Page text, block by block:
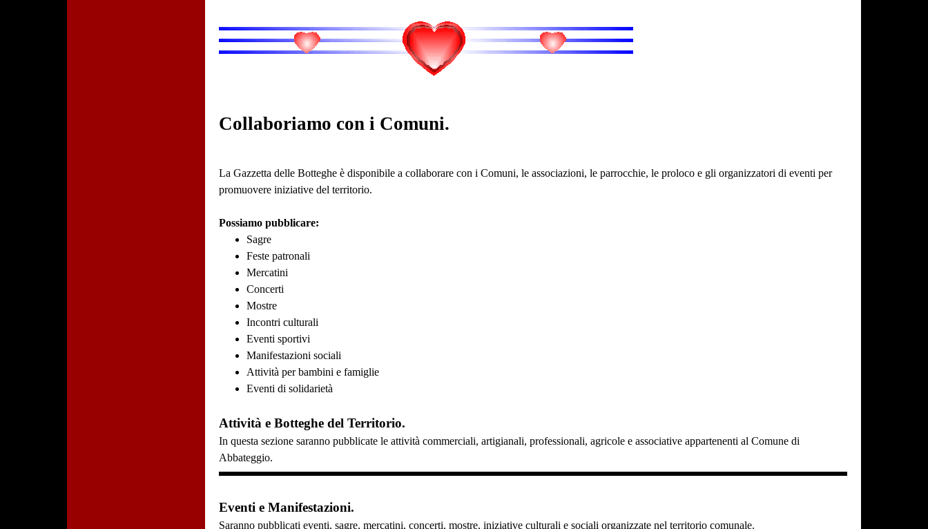
Collaboriamo con i Comuni.
La Gazzetta delle Botteghe è disponibile a collaborare con i Comuni, le associazioni, le parrocchie, le proloco e gli organizzatori di eventi per
promuovere iniziative del territorio.
Possiamo pubblicare:
Sagre
Feste patronali
Mercatini
Concerti
Mostre
Incontri culturali
Eventi sportivi
Manifestazioni sociali
Attività per bambini e famiglie
Eventi di solidarietà
Attività e Botteghe del Territorio.
In questa sezione saranno pubblicate le attività commerciali, artigianali, professionali, agricole e associative appartenenti al Comune di
Abbateggio.
Eventi e Manifestazioni.
Saranno pubblicati eventi, sagre, mercatini, concerti, mostre, iniziative culturali e sociali organizzate nel territorio comunale.